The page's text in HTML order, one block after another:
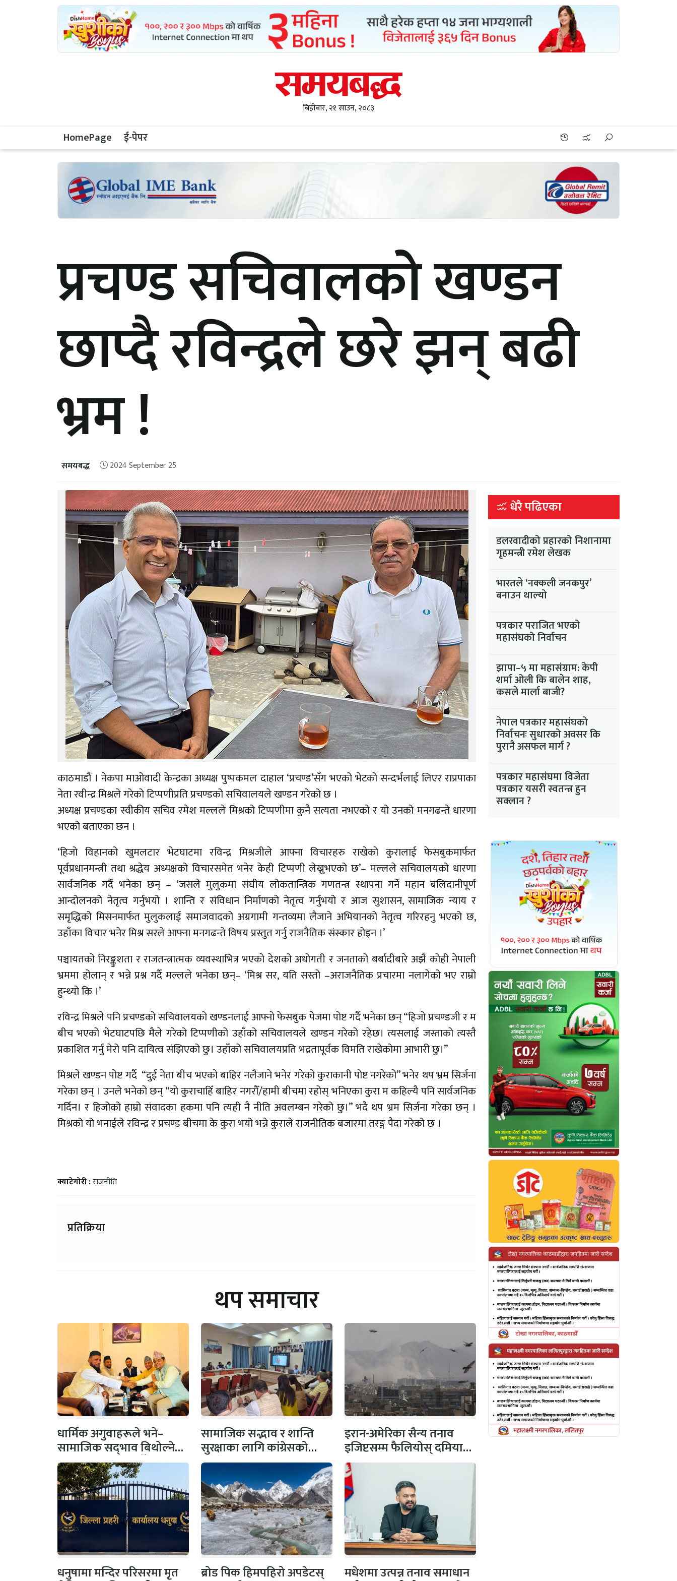
बिहीबार, २१ साउन, २०८३
HomePage ई-पेपर
प्रचण्ड सचिवालको खण्डन
छाप्दै रविन्द्रले छरे झन् बढी
भ्रम !
समयबद्ध 2024 September 25
काठमाडौं । नेकपा माओवादी केन्द्रका अध्यक्ष पुष्पकमल दाहाल ‘प्रचण्ड’सँग भएको भेटको सन्दर्भलाई लिएर राप्रपाका
नेता रवीन्द्र मिश्रले गरेको टिप्पणीप्रति प्रचण्डको सचिवालयले खण्डन गरेको छ ।
अध्यक्ष प्रचण्डका स्वीकीय सचिव रमेश मल्लले मिश्रको टिप्पणीमा कुनै सत्यता नभएको र यो उनको मनगढन्ते धारणा
भएको बताएका छन ।
‘हिजो विहानको खुमलटार भेटघाटमा रविन्द्र मिश्रजीले आफ्ना विचारहरु राखेको कुरालाई फेसबुकमार्फत
पूर्वप्रधानमन्त्री तथा श्रद्धेय अध्यक्षको विचारसमेत भनेर केही टिप्पणी लेख्नुभएको छ’– मल्लले सचिवालयको धारणा
सार्वजनिक गर्दै भनेका छन् – ‘जसले मुलुकमा संघीय लोकतान्त्रिक गणतन्त्र स्थापना गर्ने महान बलिदानीपूर्ण
आन्दोलनको नेतृत्व गर्नुभयो । शान्ति र संविधान निर्माणको नेतृत्व गर्नुभयो र आज सुशासन, सामाजिक न्याय र
समृद्धिको मिसनमार्फत मुलुकलाई समाजवादको अग्रगामी गन्तव्यमा लैजाने अभियानको नेतृत्व गरिरहनु भएको छ,
उहाँका विचार भनेर मिश्र सरले आफ्ना मनगढन्ते विषय प्रस्तुत गर्नु राजनैतिक संस्कार होइन ।’
पञ्चायतको निरङ्कुशता र राजतन्त्रात्मक व्यवस्थाभित्र भएको देशको अधोगती र जनताको बर्बादीबारे अझै कोही नेपाली
भ्रममा होलान् र भन्ने प्रश्न गर्दै मल्लले भनेका छन्– ‘मिश्र सर, यति सस्तो –अराजनैतिक प्रचारमा नलागेको भए राम्रो
हुन्थ्यो कि ।’
रविन्द्र मिश्रले पनि प्रचण्डको सचिवालयको खण्डनलाई आफ्नो फेसबुक पेजमा पोष्ट गर्दै भनेका छन् “हिजो प्रचण्डजी र म
बीच भएको भेटघाटपछि मैले गरेको टिप्पणीको उहाँको सचिवालयले खण्डन गरेको रहेछ। त्यसलाई जस्ताको त्यस्तै
प्रकाशित गर्नु मेरो पनि दायित्व संझिएको छु। उहाँको सचिवालयप्रति भद्रतापूर्वक विमति राखेकोमा आभारी छु।”
मिश्रले खण्डन पोष्ट गर्दै “दुई नेता बीच भएको बाहिर नलैजाने भनेर गरेको कुराकानी पोष्ट नगरेको” भनेर थप भ्रम सिर्जना
गरेका छन् । उनले भनेको छन् “यो कुराचाहिँ बाहिर नगरौँ/हामी बीचमा रहोस् भनिएका कुरा म कहिल्यै पनि सार्वजनिक
गर्दिन। र हिजोको हाम्रो संवादका हकमा पनि त्यही नै नीति अवलम्बन गरेको छु।” भदै थप भ्रम सिर्जना गरेका छन् ।
मिश्रको यो भनाईले रविन्द्र र प्रचण्ड बीचमा के कुरा भयो भन्ने कुराले राजनीतिक बजारमा तरङ्ग पैदा गरेको छ ।
क्याटेगोरी :राजनीति
प्रतिक्रिया
थप समाचार
धार्मिक अगुवाहरूले भने–
सामाजिक सद्‌भाव बिथोल्ने
कार्यमा संलग्न नहोऔँ
सामाजिक सद्भाव र शान्ति
सुरक्षाका लागि कांग्रेसको
पहल, सभापति गगन…
इरान-अमेरिका सैन्य तनाव
इजिप्टसम्म फैलियोस् दमियाता
बन्दरगाहमा दुई ग्यास
ट्याङ्करमा…
धनुषामा मन्दिर परिसरमा मृत ब्रोड पिक हिमपहिरो अपडेटस् मधेशमा उत्पन्न तनाव समाधान
धेरै पढिएका
डलरवादीको प्रहारको निशानामा
गृहमन्त्री रमेश लेखक
भारतले ‘नक्कली जनकपुर’
बनाउन थाल्यो
पत्रकार पराजित भएको
महासंघको निर्वाचन
झापा–५ मा महासंग्राम: केपी
शर्मा ओली कि बालेन शाह,
कसले मार्ला बाजी?
नेपाल पत्रकार महासंघको
निर्वाचनः सुधारको अवसर कि
पुरानै असफल मार्ग ?
पत्रकार महासंघमा विजेता
पत्रकार यसरी स्वतन्त्र हुन
सक्लान ?